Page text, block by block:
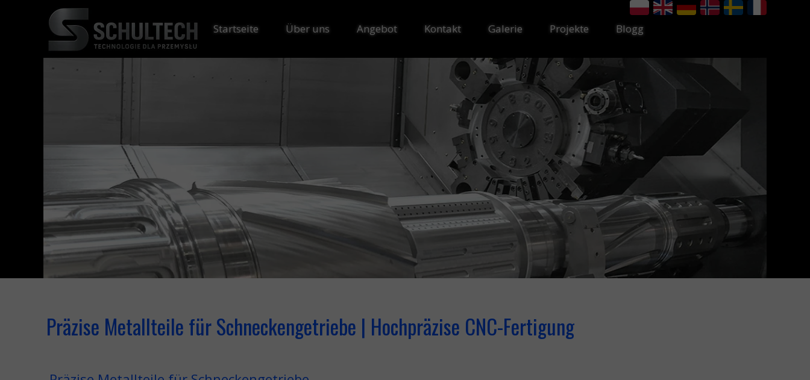
Startseite Über uns Angebot Kontakt Galerie Projekte Blogg
Präzise Metallteile für Schneckengetriebe | Hochpräzise CNC-Fertigung